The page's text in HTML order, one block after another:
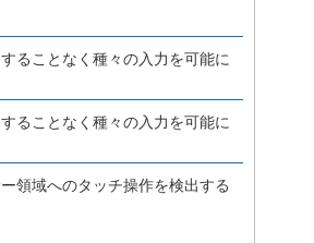
ることなく種々の入力を可能に
ることなく種々の入力を可能に
領域へのタッチ操作を検出する